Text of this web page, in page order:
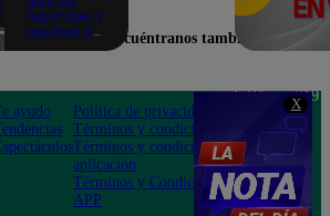
X
reportajes y
resumen del
VIDEO
Encuéntranos también en
ayudo
Política de privacidad
Términos y condiciones
Términos y condiciones
aplicación
Términos y Condiciones
APP
Teléfono: 219
Av. San
Felipe 968
Jesús María